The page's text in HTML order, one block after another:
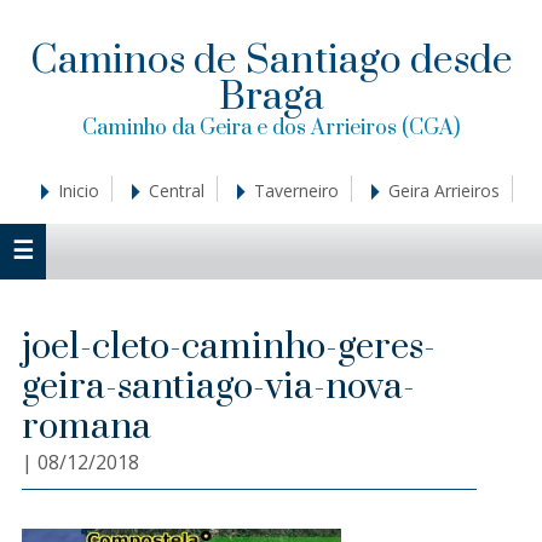
a
la
principal
al
contenido
a
la
lateral
principal
Caminos de Santiago desde
Braga
Caminho da Geira e dos Arrieiros (CGA)
Inicio Central Taverneiro Geira Arrieiros
joel-cleto-caminho-geres-
geira-santiago-via-nova-
romana
| 08/12/2018